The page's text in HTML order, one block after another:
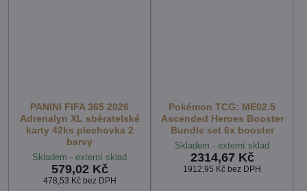
PANINI FIFA 365 2026
Adrenalyn XL sběratelské
karty 42ks plechovka 2
barvy
Skladem - externí sklad
579,02 Kč
478,53 Kč bez DPH
Pokémon TCG: ME02.5
Ascended Heroes Booster
Bundle set 6x booster
Skladem - externí sklad
2314,67 Kč
1912,95 Kč bez DPH